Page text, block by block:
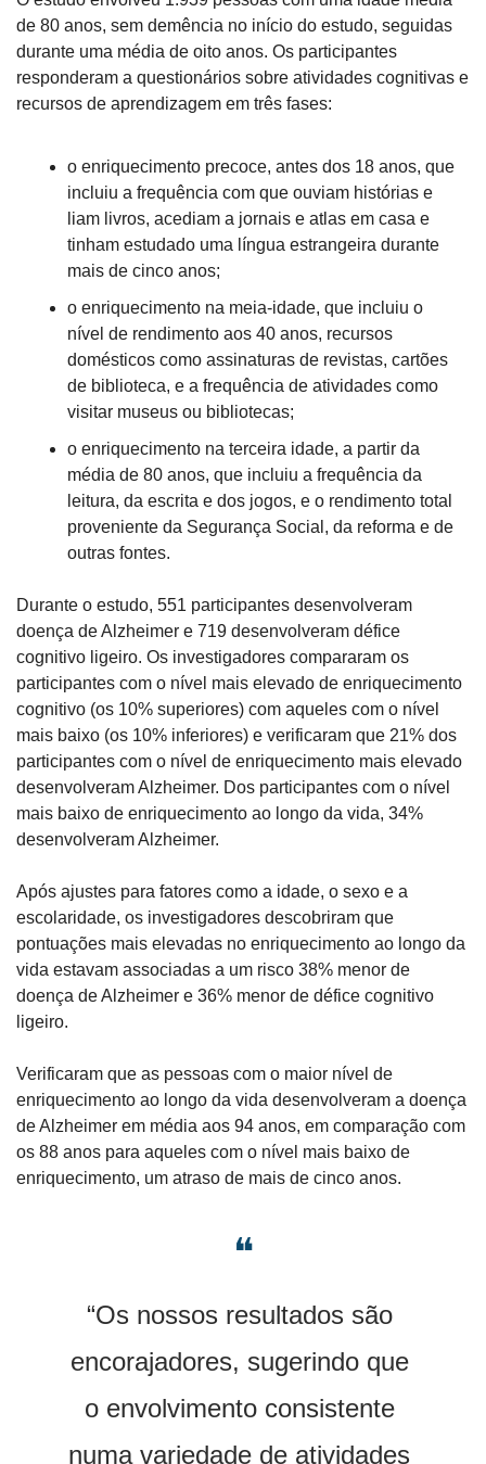
de 80 anos, sem demência no início do estudo, seguidas
durante uma média de oito anos. Os participantes
responderam a questionários sobre atividades cognitivas e
recursos de aprendizagem em três fases:
o enriquecimento precoce, antes dos 18 anos, que
incluiu a frequência com que ouviam histórias e
liam livros, acediam a jornais e atlas em casa e
tinham estudado uma língua estrangeira durante
mais de cinco anos;
o enriquecimento na meia-idade, que incluiu o
nível de rendimento aos 40 anos, recursos
domésticos como assinaturas de revistas, cartões
de biblioteca, e a frequência de atividades como
visitar museus ou bibliotecas;
o enriquecimento na terceira idade, a partir da
média de 80 anos, que incluiu a frequência da
leitura, da escrita e dos jogos, e o rendimento total
proveniente da Segurança Social, da reforma e de
outras fontes.
Durante o estudo, 551 participantes desenvolveram
doença de Alzheimer e 719 desenvolveram défice
cognitivo ligeiro. Os investigadores compararam os
participantes com o nível mais elevado de enriquecimento
cognitivo (os 10% superiores) com aqueles com o nível
mais baixo (os 10% inferiores) e verificaram que 21% dos
participantes com o nível de enriquecimento mais elevado
desenvolveram Alzheimer. Dos participantes com o nível
mais baixo de enriquecimento ao longo da vida, 34%
desenvolveram Alzheimer.
Após ajustes para fatores como a idade, o sexo e a
escolaridade, os investigadores descobriram que
pontuações mais elevadas no enriquecimento ao longo da
vida estavam associadas a um risco 38% menor de
doença de Alzheimer e 36% menor de défice cognitivo
ligeiro.
Verificaram que as pessoas com o maior nível de
enriquecimento ao longo da vida desenvolveram a doença
de Alzheimer em média aos 94 anos, em comparação com
os 88 anos para aqueles com o nível mais baixo de
enriquecimento, um atraso de mais de cinco anos.
❝
“Os nossos resultados são
encorajadores, sugerindo que
o envolvimento consistente
numa variedade de atividades